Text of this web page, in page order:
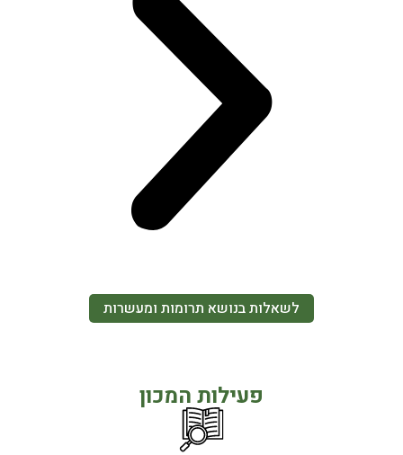
לשאלות בנושא תרומות ומעשרות
פעילות המכון